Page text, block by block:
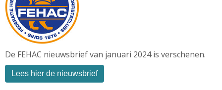
De FEHAC nieuwsbrief van januari 2024 is verschenen.
Lees hier de nieuwsbrief